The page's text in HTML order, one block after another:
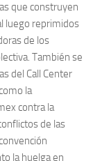
que construyen
luego reprimidos
de los
También se
del Call Center
la
contra la
de las
la huelga en